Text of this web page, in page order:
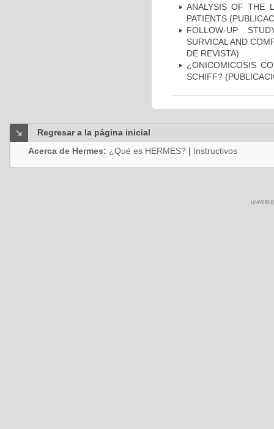
ANALYSIS OF THE
PATIENTS
FOLLOW-UP
SURVICAL AND
DE REVISTA)
¿ONICOMICOSIS
SCHIFF?
Regresar a la página inicial
Acerca de Hermes: ¿Qué es HERMES? | Instructivos